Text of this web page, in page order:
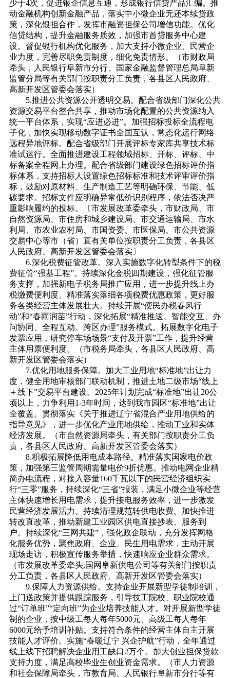
少于4次，促进银企信息互通，形成银行信贷产品汇编。推
动金融机构创新金融产品，落实中小微企业无还本续贷政
策，深化银担合作，发挥市融资担保公司增信功能。优化
信贷结构，提升金融服务质效，加强市首贷服务中心建
设。督促银行机构优化服务，加大支持小微企业、民营企
业力度，完善尽职免责制度，细化免责情形。（市财政局
牵头，人民银行阜新市分行、国家金融监督管理总局阜新
监管分局等有关部门按职责分工负责，各县区人民政府、
高新开发区管委会落实）
5.推进公共资源公开透明交易。配合省级部门深化公共
资源交易平台整合共享，推动市场化配置的公共资源纳入
统一平台体系，实现“应进必进”。加强招标投标全流程电
子化，加快实现移动数字证书全国互认，常态化运行网络
远程异地评标。配合省级部门开展评标专家库共享技术标
准试运行。全面推进建设工程领域招标、开标、评标、中
标备案全程网上办理。配合省级部门建设绿色招标评价指
标体系，支持招标人设置绿色招标标准和技术评审评价指
标，鼓励对原材料、生产制造工艺等明确环保、节能、低
碳要求。招标文件应明确异常低价识别程序，依法否决严
重影响履约的投标。〔市发展改革委牵头，市财政局、市
自然资源局、市住房和城乡建设局、市交通运输局、市水
利局、市农业农村局、市国资委、市医保局、市公共资源
交易中心等市（省）直有关单位按职责分工负责，各县区
人民政府、高新开发区管委会落实〕
6.深化税费征管改革。深入实施数字化转型条件下的税
费征管“强基工程”。持续深化金税四期建设，强化征管服
务支撑，加强新电子税务局推广应用，进一步提升线上办
税缴费便利度。精准落实落细各项税费优惠政策，更好服
务各类经营主体发展壮大。持续开展“便民办税春风行
动”和“春雨润苗”行动，深化拓展“精准推送、智能交互、办
问协同、全程互动、跨区办理”服务模式。拓展数字化电子
发票应用，研究停车场场景“支付及开票”工作，提升经营
主体用票便利度。（市税务局牵头，各县区人民政府、高
新开发区管委会落实）
7.优化用地服务保障。加大工业用地“标准地”出让力
度，健全用地审核部门联动机制，推进土地二级市场“线上
＋线下”交易平台建设。2025年计划完成“标准地”出让20公
顷以上，力争利用1-3年时间，达到我市园区“标准地”出让
全覆盖。贯彻落实《关于推进辽宁省混合产业用地供给的
指导意见》，进一步优化产业用地供给，推动工业和实体
经济发展。（市自然资源局牵头，有关部门按职责分工负
责，各县区人民政府、高新开发区管委会落实）
8.积极拓展降低用电成本路径。精准落实国家电价政
策，加强第三监管周期需量电价9折优惠。推动电网企业精
简办电流程，对接入容量160千瓦以下的民营经济组织实
行“三零”服务，持续深化“三省”报装，满足小微企业等经营
主体快速增长用电需求，提升接电服务效率，进一步激发
民营经济发展活力。持续清理规范转供电收费。加快推进
转改直改革，推动新建工业园区供电直接抄表、服务到
户。持续深化“三网共建”，强化政企联动，充分发挥网格
化服务优势，聚焦政府、企业、民生用电需求，主动开展
现场走访，积极宣传服务举措，快速响应企业群众需求。
（市发展改革委牵头,国网阜新供电公司等有关部门按职责
分工负责，各县区人民政府、高新开发区管委会落实）
9.保障人力资源供给。支持企业开展新型学徒制培训，
上门送政策并提供跟踪服务，引导技工院校、职业院校通
过“订单班”“定向班”为企业培养技能人才。对开展新型学徒
制的企业，按中级工每人每年5000元、高级工每人每年
6000元给予培训补贴。支持符合条件的经营主体自主开展
技能人才评价。实施“春暖辽宁 兴企护航”行动，全年通过
线上线下招聘解决企业用工缺口2万个。加大创业担保贷款
支持力度，满足高校毕业生创业资金需求。（市人力资源
和社会保障局牵头，市教育局、人民银行阜新市分行等有